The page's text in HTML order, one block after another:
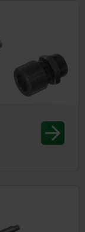
pour une
la